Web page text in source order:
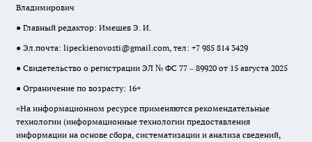
Владимирович
● Главный редактор: Имешев Э. И.
● Эл.почта: lipeckienovosti@gmail.com, тел: +7 985 814 3429
● Свидетельство о регистрации ЭЛ № ФС 77 – 89920 от 15 августа 2025
● Ограничение по возрасту: 16+
«На информационном ресурсе применяются рекомендательные
технологии (информационные технологии предоставления
информации на основе сбора, систематизации и анализа сведений,